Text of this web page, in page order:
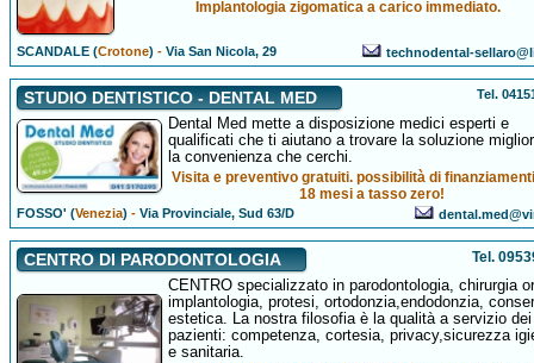
Implantologia zigomatica a carico immediato.
SCANDALE (Crotone) -Via San Nicola, 29 technodental-
STUDIO DENTISTICO - DENTAL MED Tel.
Dental Med mette a disposizione medici esperti e
qualificati che ti aiutano a trovare la soluzione
la convenienza che cerchi.
Visita e preventivo gratuiti. possibilità di
18 mesi a tasso zero!
FOSSO' (Venezia) -Via Provinciale, Sud 63/D
CENTRO DI PARODONTOLOGIA Tel.
CENTRO specializzato in parodontologia, chirurgia
implantologia, protesi, ortodonzia,endodonzia,
estetica. La nostra filosofia è la qualità a servizio
pazienti: competenza, cortesia, privacy,sicurezza
e sanitaria.